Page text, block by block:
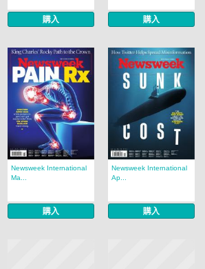
購入 購入
Newsweek International
Ma...
購入
Newsweek International
Ap...
購入